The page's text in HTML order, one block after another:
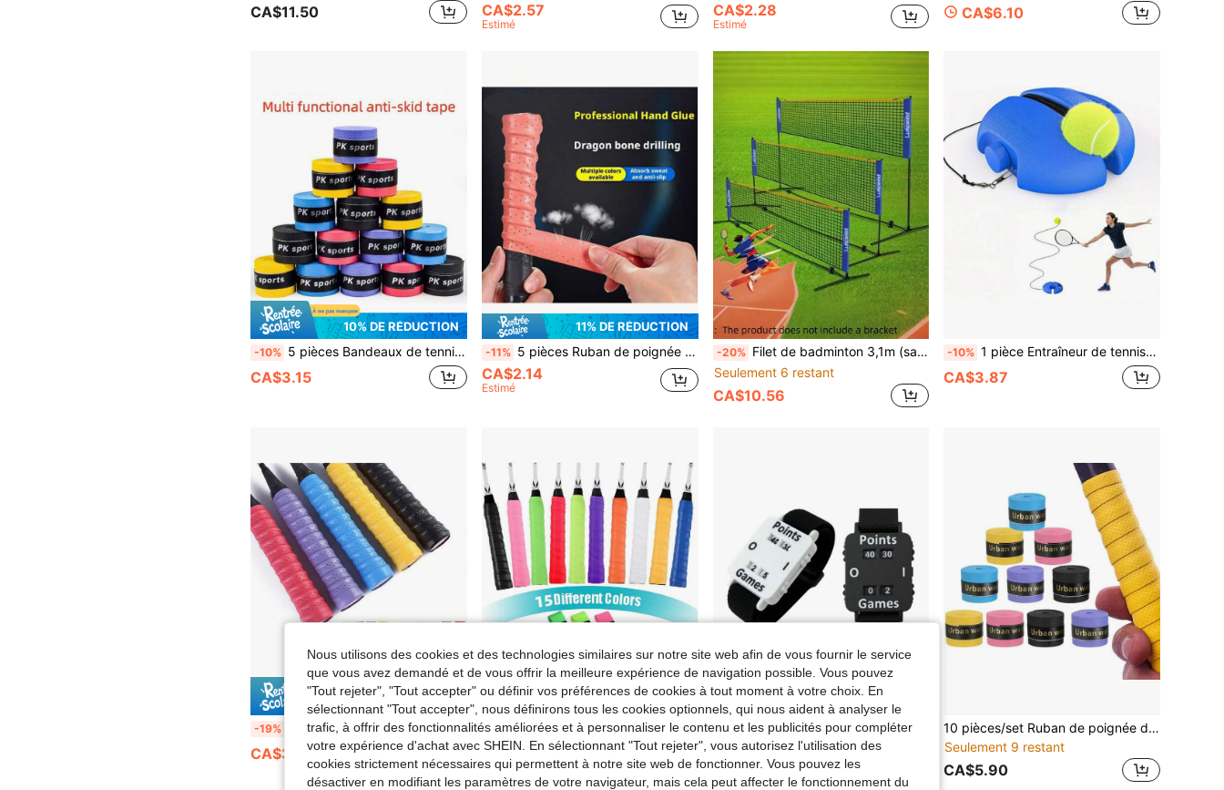
CA$11.50 CA$2.57
Estimé
CA$2.28
Estimé
CA$6.10
10% DE RÉDUCTION
-10% 5 pièces Bandeaux de tennis, Rubans de poignée de badminton, Enveloppements anti-dérapants pour cannes à pêche, Bandes de poignée d'équipement de sport, Rubans de guidon absorbant la transpiration, Multifonctionnel et durable
CA$3.15
11% DE RÉDUCTION
-11% 5 pièces Ruban de poignée de raquette de badminton à l'os de dragon, professionnel antidérapant et absorbant la transpiration avec os de dragon, enveloppement adhésif de manche de raquette, accessoires de surgrip de raquette de tennis
CA$2.14
Estimé
-20% Filet de badminton 3,1m (sans support), filet d'entraînement portable pliable standard professionnel pour badminton/volley-ball/tennis
Seulement 6 restant
CA$10.56
-10% 1 pièce Entraîneur de tennis avec corde à balle de rebond, pas besoin de partenaire, convient pour l'entraînement de tennis en solo, convient pour l'entraînement à domicile/sur un terrain de sport, corde élastique haute qui ne tombera pas, outil auxiliaire d'entraînement de tennis, convient pour les adultes/débutants, base de tennis universelle remplissable d'eau/de sable, forme octogonale/ronde, design bleu/orange/classique de tennis, unisexe, cadeau de vacances, soulagement du stress, article essentiel pour les vacances, été, gym, équipement de gym, perte de poids, cadeaux pour la fête des pères
CA$3.87
19% DE RÉDUCTION
-19% 10 pièces Ruban de poignée de raquette de tennis, ruban de poignée de raquette de badminton, poignée de raquette antidérapante, respirante et super absorbante en PU, prise professionnelle
CA$3.48
9% DE RÉDUCTION
-9% 2 pièces 2024 Nouveau Wrap de poignée de raquette de sport antidérapant et absorbant l'humidité en PU élastique, convient pour les guidons de vélo, cannes à pêche, raquettes de badminton, raquettes de pickleball, poignées de raquette de tennis
CA$2.28
Créé il y a 1 an
CA$8.10
10 pièces/set Ruban de poignée de raquette de couleur aléatoire, ruban de poignée de raquette de tennis, protecteur de poignée de raquette, antidérapant et anti-usure, respirant et absorbant la transpiration, accessoires de sport pour le tennis, le badminton, la canne à pêche, le bâton de baseball, la raquette de squash, le guidon de vélo
Seulement 9 restant
CA$5.90
Nous utilisons des cookies et des technologies similaires sur notre site web afin de vous fournir le service
que vous avez demandé et de vous offrir la meilleure expérience de navigation possible. Vous pouvez
"Tout rejeter", "Tout accepter" ou définir vos préférences de cookies à tout moment à votre choix. En
sélectionnant "Tout accepter", nous définirons tous les cookies optionnels, qui nous aident à analyser le
trafic, à offrir des fonctionnalités améliorées et à personnaliser le contenu et les publicités pour compléter
votre expérience d'achat avec SHEIN. En sélectionnant "Tout rejeter", vous autorisez l'utilisation des
cookies strictement nécessaires qui permettent à notre site web de fonctionner. Vous pouvez les
désactiver en modifiant les paramètres de votre navigateur, mais cela peut affecter le fonctionnement du